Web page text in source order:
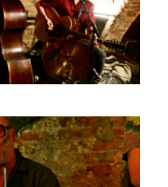
ESTHER
ELINE KAMMINGA
KAREN SAAMAN
ARNOUD HEIKENS